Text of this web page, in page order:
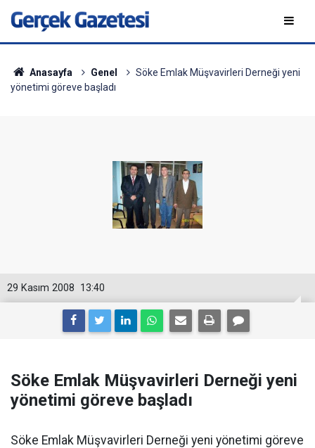
Anasayfa Genel
Söke Emlak Müşvavirleri Derneği yeni
yönetimi göreve başladı
13:40
29 Kasım 2008
Söke Emlak Müşvavirleri Derneği yeni
yönetimi göreve başladı
Söke Emlak Müşvavirleri Derneği yeni yönetimi göreve